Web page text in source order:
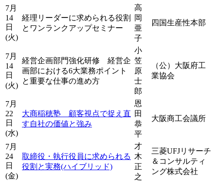
7月
14
日
(火)
経理リーダーに求められる役割
とワンランクアップセミナー
高
岡
亜
子
四国生産性本部
7月
14
日
(火)
経営企画部門強化研修 経営企
画部における6大業務ポイント
と重要な仕事の進め方
小
笠
原
士
郎
（公）大阪府工
業協会
7月
22
日
(水)
大商稲穂塾 顧客視点で捉え直
す自社の価値と強み
恩
田
恭
平
大阪商工会議所
7月
24
日
(金)
取締役・執行役員に求められる
役割と実務(ハイブリッド)
才
木
正
之
三菱UFJリサーチ
＆コンサルティ
ング株式会社